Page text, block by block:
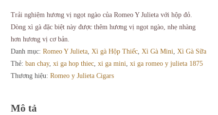
Romeo
y
Julieta
-
Red
Aroma
Thơm
Trải nghiệm hương vị ngọt ngào của Romeo Y Julieta với hộp đỏ.
Dòng xì gà đặc biệt này được thêm hương vị ngọt ngào, nhẹ nhàng
hơn hương vị cơ bản.
Danh mục:Romeo Y Julieta,Xì gà Hộp Thiếc,Xì Gà Mini,Xì Gà Sữa
Thẻ:ban chay,xi ga hop thiec,xi ga mini,xi ga romeo y julieta 1875
Thương hiệu:Romeo y Julieta Cigars
Mô tả